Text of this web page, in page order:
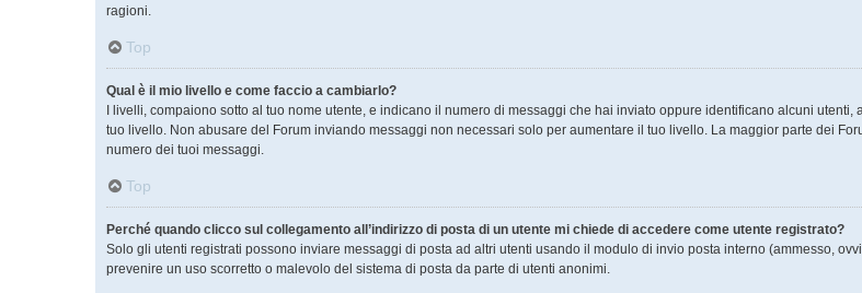
ragioni.
Top
Qual è il mio livello e come faccio a cambiarlo?
I livelli, compaiono sotto al tuo nome utente, e indicano il numero di messaggi che hai inviato oppure identificano alcuni
tuo livello. Non abusare del Forum inviando messaggi non necessari solo per aumentare il tuo livello. La maggior parte dei
numero dei tuoi messaggi.
Top
Perché quando clicco sul collegamento all’indirizzo di posta di un utente mi chiede di accedere come utente registrato?
Solo gli utenti registrati possono inviare messaggi di posta ad altri utenti usando il modulo di invio posta interno (ammesso,
prevenire un uso scorretto o malevolo del sistema di posta da parte di utenti anonimi.